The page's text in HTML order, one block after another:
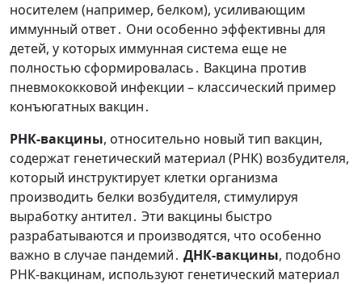
носителем (например, белком), усиливающим
иммунный ответ․ Они особенно эффективны для
детей, у которых иммунная система еще не
полностью сформировалась․ Вакцина против
пневмококковой инфекции – классический пример
конъюгатных вакцин․
РНК-вакцины, относительно новый тип вакцин,
содержат генетический материал (РНК) возбудителя,
который инструктирует клетки организма
производить белки возбудителя, стимулируя
выработку антител․ Эти вакцины быстро
разрабатываются и производятся, что особенно
важно в случае пандемий․ ДНК-вакцины, подобно
РНК-вакцинам, используют генетический материал